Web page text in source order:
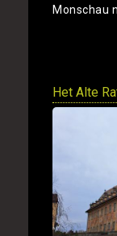
Monschau
Het Alte